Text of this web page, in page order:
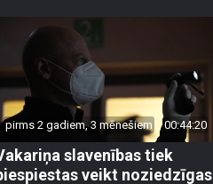
pirms 2 gadiem, 3 mēnešiem 00:44:20
slavenības tiek
veikt noziedzīgas